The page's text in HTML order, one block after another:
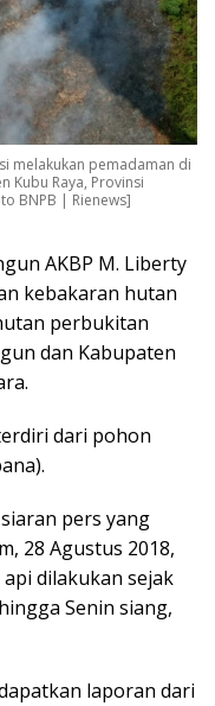
melakukan pemadaman di
Kubu Raya, Provinsi
BNPB | Rienews]
AKBP M. Liberty
kebakaran hutan
perbukitan
dan Kabupaten
dari pohon
pers yang
28 Agustus 2018,
dilakukan sejak
Senin siang,
laporan dari